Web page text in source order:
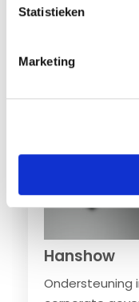
c
Statistieken
Marketing
Hanshow
Ondersteuning